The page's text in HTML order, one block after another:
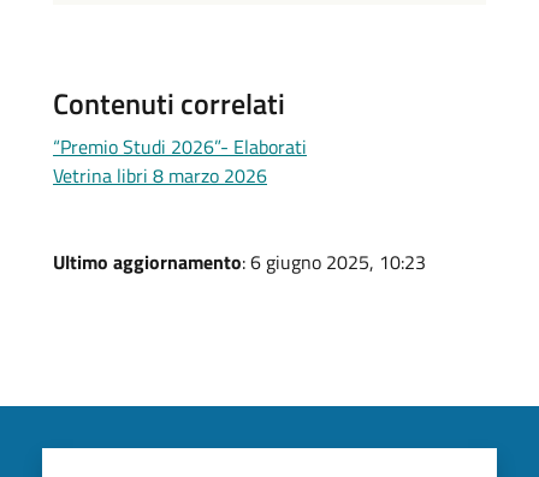
Contenuti correlati
“Premio Studi 2026”- Elaborati
Vetrina libri 8 marzo 2026
Ultimo aggiornamento: 6 giugno 2025, 10:23